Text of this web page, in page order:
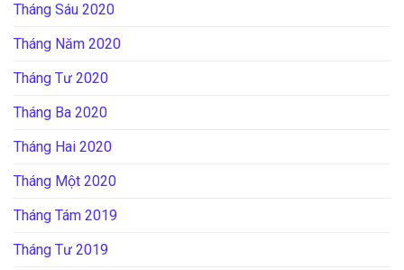
Tháng Sáu 2020
Tháng Năm 2020
Tháng Tư 2020
Tháng Ba 2020
Tháng Hai 2020
Tháng Một 2020
Tháng Tám 2019
Tháng Tư 2019